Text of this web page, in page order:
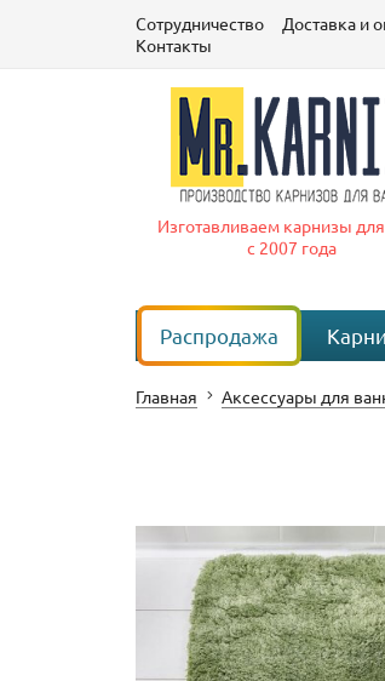
Сотрудничество Доставка и
Контакты
Изготавливаем карнизы
с 2007 года
Распродажа
Главная Аксессуары для